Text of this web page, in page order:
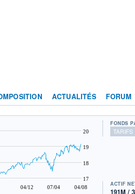
ACTUALITÉS FORUM
04/12 07/04 04/08
17
18
19
20
FONDS
TARIFS
ACTIF
191M /